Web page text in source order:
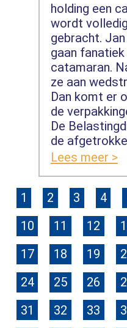
holding een
wordt
gebracht.
gaan
catamaran.
ze aan
Dan komt er
de
De
de
Lees meer >
1 2 3 4
10
11 12
17
18 19
24
25 26
31
32 33